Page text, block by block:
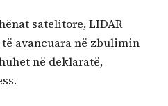
satelitore, LIDAR
avancuara në zbulimin
në deklaratë,